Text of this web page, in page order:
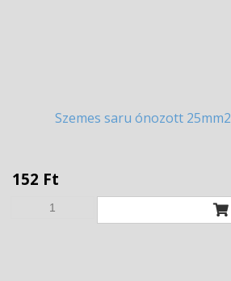
Szemes saru ónozott
152 Ft